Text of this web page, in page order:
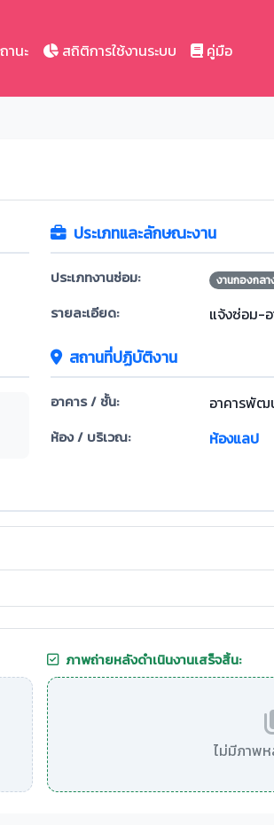
านะ สถิติการใช้งานระบบ คู่มือ
ประเภทและลักษณะงาน
ประเภทงานซ่อม: งานกองกลา
รายละเอียด: แจ้งซ่อม-
สถานที่ปฏิบัติงาน
อาคาร / ชั้น: อาคารพัฒ
ห้อง / บริเวณ: ห้องแลป
ภาพถ่ายหลังดำเนินงานเสร็จสิ้น:
ไม่มีภาพห